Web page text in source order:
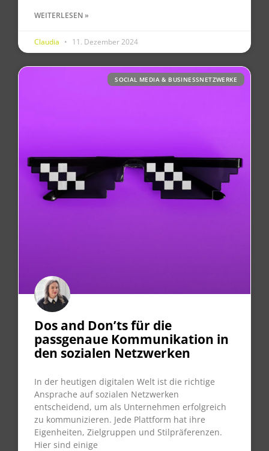
WEITERLESEN »
Claudia 11. Dezember 2024
SOCIAL MEDIA & BUSINESSNETZWERKE
Dos and Don’ts für die
passgenaue Kommunikation in
den sozialen Netzwerken
In der heutigen digitalen Welt ist die richtige
Ansprache auf sozialen Netzwerken
entscheidend, um als Unternehmen erfolgreich
zu kommunizieren. Jede Plattform hat ihre
Eigenheiten, Zielgruppen und Stilpräferenzen.
Hier sind einige